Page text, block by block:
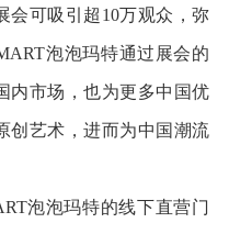
会可吸引超10万观众，弥
泡泡玛特通过展会的
内市场，也为更多中国优
创艺术，进而为中国潮流
泡泡玛特的线下直营门